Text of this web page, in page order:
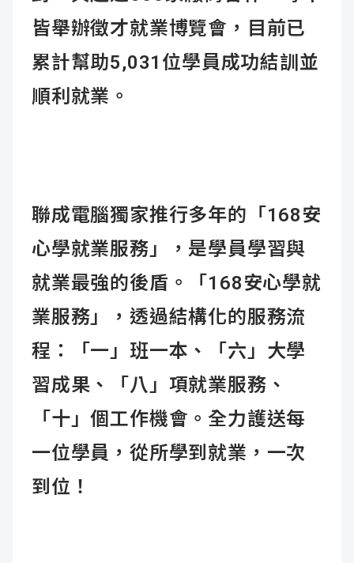
皆舉辦徵才就業博覽會，目前已
累計幫助5,031位學員成功結訓並
順利就業。
聯成電腦獨家推行多年的「168安
心學就業服務」，是學員學習與
就業最強的後盾。「168安心學就
業服務」，透過結構化的服務流
程：「一」班一本、「六」大學
習成果、「八」項就業服務、
「十」個工作機會。全力護送每
一位學員，從所學到就業，一次
到位！